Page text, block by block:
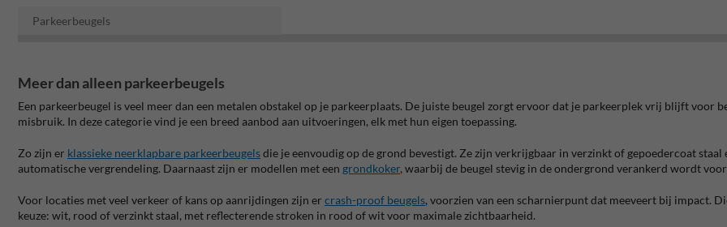
Parkeerbeugels
Meer dan alleen parkeerbeugels
Een parkeerbeugel is veel meer dan een metalen obstakel op je parkeerplaats. De juiste beugel zorgt ervoor dat je parkeerplek vrij blijft voor
misbruik. In deze categorie vind je een breed aanbod aan uitvoeringen, elk met hun eigen toepassing.
Zo zijn er klassieke neerklapbare parkeerbeugelsdie je eenvoudig op de grond bevestigt. Ze zijn verkrijgbaar in verzinkt of gepoedercoat
automatische vergrendeling. Daarnaast zijn er modellen met een grondkoker, waarbij de beugel stevig in de ondergrond verankerd wordt
Voor locaties met veel verkeer of kans op aanrijdingen zijn er crash-proof beugels, voorzien van een scharnierpunt dat meeveert bij impact.
keuze: wit, rood of verzinkt staal, met reflecterende stroken in rood of wit voor maximale zichtbaarheid.